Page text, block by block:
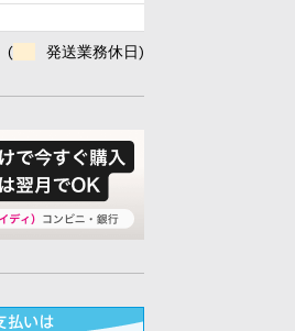
(
発送業務休日)